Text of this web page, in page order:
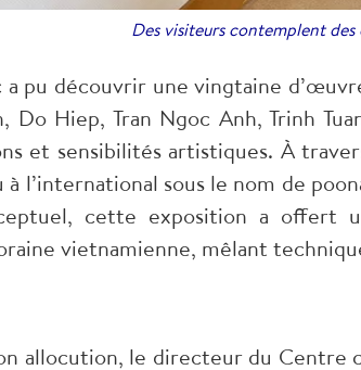
Des visiteurs contemplent
a pu découvrir une vingtaine
Do Hiep, Tran Ngoc Anh, Trinh
et sensibilités artistiques. À
à l’international sous le nom de
cette exposition a offert
vietnamienne, mêlant
allocution, le directeur du